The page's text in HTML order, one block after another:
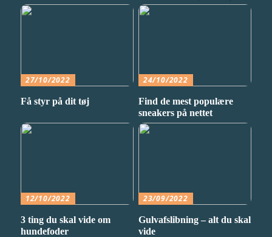
27/10/2022
Få styr på dit tøj
24/10/2022
Find de mest populære
sneakers på nettet
12/10/2022
3 ting du skal vide om
hundefoder
23/09/2022
Gulvafslibning – alt du skal
vide